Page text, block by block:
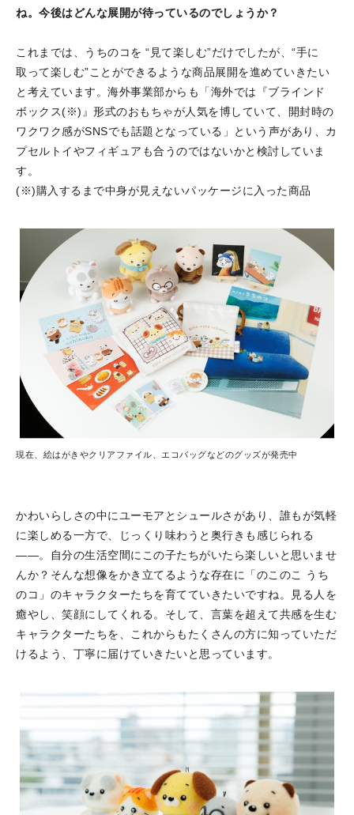
ね。今後はどんな展開が待っているのでしょうか？
これまでは、うちのコを “見て楽しむ”だけでしたが、“手に
取って楽しむ”ことができるような商品展開を進めていきたい
と考えています。海外事業部からも「海外では『ブラインド
ボックス(※)』形式のおもちゃが人気を博していて、開封時の
ワクワク感がSNSでも話題となっている」という声があり、カ
プセルトイやフィギュアも合うのではないかと検討していま
す。
(※)購入するまで中身が見えないパッケージに入った商品
現在、絵はがきやクリアファイル、エコバッグなどのグッズが発売中
かわいらしさの中にユーモアとシュールさがあり、誰もが気軽
に楽しめる一方で、じっくり味わうと奥行きも感じられる
――。自分の生活空間にこの子たちがいたら楽しいと思いませ
んか？そんな想像をかき立てるような存在に「のこのこ うち
のコ」のキャラクターたちを育てていきたいですね。見る人を
癒やし、笑顔にしてくれる。そして、言葉を超えて共感を生む
キャラクターたちを、これからもたくさんの方に知っていただ
けるよう、丁寧に届けていきたいと思っています。